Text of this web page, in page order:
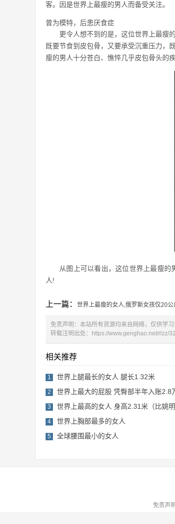
客。因是世界上最瘦的男人而备受关注。
曾为模特，后患厌食症
更令人想不到的是，这位世界上最瘦
既要节食到皮包骨，又要承受沉重压力，
瘦的男人十分苍白、憔悴几乎皮包骨头的
从图上可以看出，这位世界上最瘦
人!
上一篇： 世界上最瘦的女人,俄罗斯女孩仅20公
免责声明：本站所有资源均来自网络，仅供学习
转载注明出处：
https://www.genghao.net/rlzz/
相关推荐
1 世界上腿最长的女人 腿长1.32米
2 世界上最大的屁股 凭臀部半年入账2.8
3 世界上最高的女人 身高2.31米（比姚
4 世界上胸部最多的女人
5 全球腰围最小的女人
免责声